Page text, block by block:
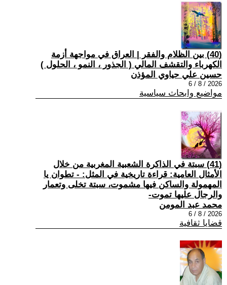
(40) بين الظلام والفقر | العراق في مواجهة أزمة
الكهرباء والتقشف المالي ( الجذور ، النمو ، الحلول )
حسين علي حياوي المؤذن
2026 / 8 / 6
مواضيع وابحاث سياسية
(41) سبتة في الذاكرة الشعبية المغربية من خلال
الأمثال العامية: قراءة تاريخية في المثل: - تطوان يا
المهمولة والساكن فيها مشموت، سبتة تخلى وتعمار
والرجال عليها تموت-
محمد عبد المومن
2026 / 8 / 6
قضايا ثقافية